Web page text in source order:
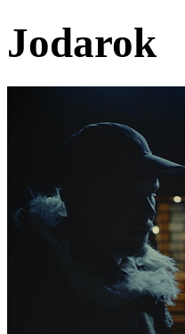
Jodarok